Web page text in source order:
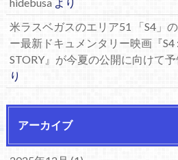
hidebusaより
米ラスベガスのエリア51 「S4」
ー最新ドキュメンタリー映画『S4
STORY』が今夏の公開に向けて予
り
アーカイブ